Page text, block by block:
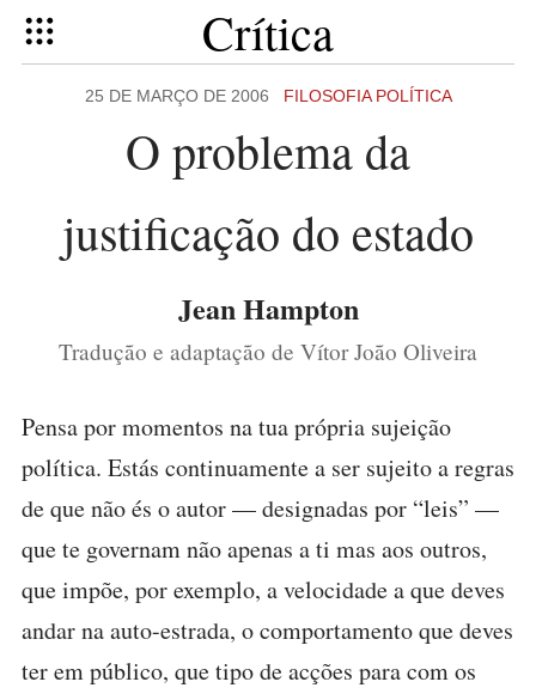
Crítica
25 DE MARÇO DE 2006 FILOSOFIA POLÍTICA
O problema da
justificação do estado
Jean Hampton
Tradução e adaptação de Vítor João Oliveira
Pensa por momentos na tua própria sujeição
política. Estás continuamente a ser sujeito a regras
de que não és o autor — designadas por “leis” —
que te governam não apenas a ti mas aos outros,
que impõe, por exemplo, a velocidade a que deves
andar na auto-estrada, o comportamento que deves
ter em público, que tipo de acções para com os